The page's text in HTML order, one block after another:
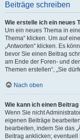
Beiträge schreiben
Wie erstelle ich ein neues
Um ein neues Thema in
Thema“ klicken. Um auf
„Antworten“ klicken. Es
bevor Sie einen Beitrag
am Ende der Foren- und
Themen erstellen“, „Sie
Nach oben
Wie kann ich einen
Wenn Sie nicht
eigenen Beiträge
bearbeiten, indem Sie das
Beitrag anklicken;